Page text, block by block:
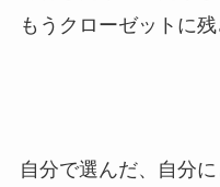
もうクローゼットに残
自分で選んだ、自分